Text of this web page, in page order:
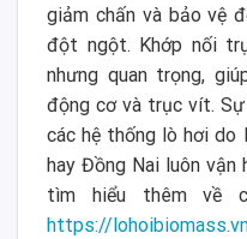
giảm chấn và bảo vệ
đột ngột. Khớp nối
nhưng quan trọng,
động cơ và trục vít.
các hệ thống lò hơi
hay Đồng Nai luôn vận
tìm hiểu thêm về
https://